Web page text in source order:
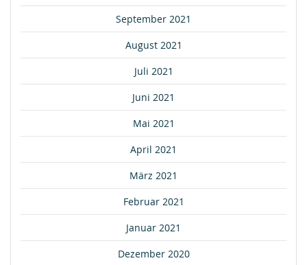
September 2021
August 2021
Juli 2021
Juni 2021
Mai 2021
April 2021
März 2021
Februar 2021
Januar 2021
Dezember 2020